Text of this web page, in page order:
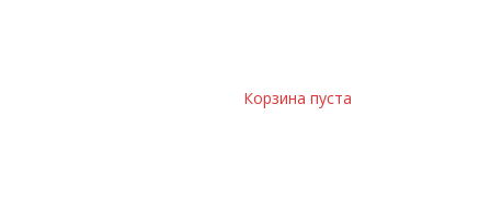
Корзина пуста